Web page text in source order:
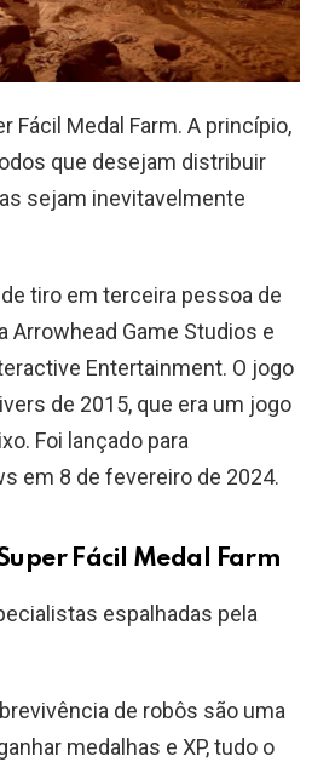
Fácil Medal Farm. A princípio,
que desejam distribuir
sejam inevitavelmente
tiro em terceira pessoa de
Arrowhead Game Studios e
Entertainment. O jogo
de 2015, que era um jogo
Foi lançado para
em 8 de fevereiro de 2024.
Super Fácil Medal Farm
espalhadas pela
de robôs são uma
medalhas e XP, tudo o